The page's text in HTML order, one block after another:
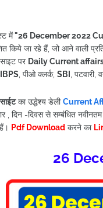
में"26 December2022
किये जा रहे हैं, जो आने वाली
पर Daily Current
, पीओ क्लर्क, SBI , पटवारी,
का उद्धेश्य डेलीCurrent
, दिन -दिवस से सम्बंधित
Pdf Download करने का
26